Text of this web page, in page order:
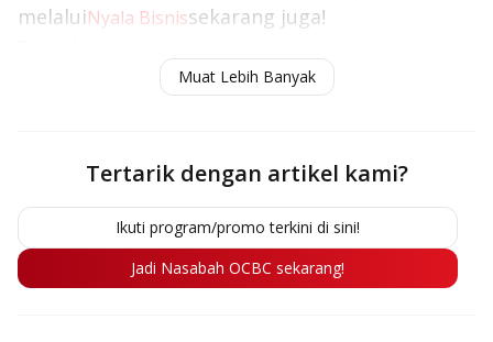
melaluiNyala Bisnissekarang juga!
Dapat Mentor dan Fasilitas Kredit
Muat Lebih Banyak
Tertarik dengan artikel kami?
Ikuti program/promo terkini di sini!
Jadi Nasabah OCBC sekarang!